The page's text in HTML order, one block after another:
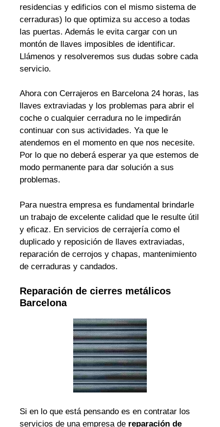
residencias y edificios con el mismo sistema de
cerraduras) lo que optimiza su acceso a todas
las puertas. Además le evita cargar con un
montón de llaves imposibles de identificar.
Llámenos y resolveremos sus dudas sobre cada
servicio.
Ahora con Cerrajeros en Barcelona 24 horas, las
llaves extraviadas y los problemas para abrir el
coche o cualquier cerradura no le impedirán
continuar con sus actividades. Ya que le
atendemos en el momento en que nos necesite.
Por lo que no deberá esperar ya que estemos de
modo permanente para dar solución a sus
problemas.
Para nuestra empresa es fundamental brindarle
un trabajo de excelente calidad que le resulte útil
y eficaz. En servicios de cerrajería como el
duplicado y reposición de llaves extraviadas,
reparación de cerrojos y chapas, mantenimiento
de cerraduras y candados.
Reparación de cierres metálicos
Barcelona
Si en lo que está pensando es en contratar los
servicios de una empresa de reparación de